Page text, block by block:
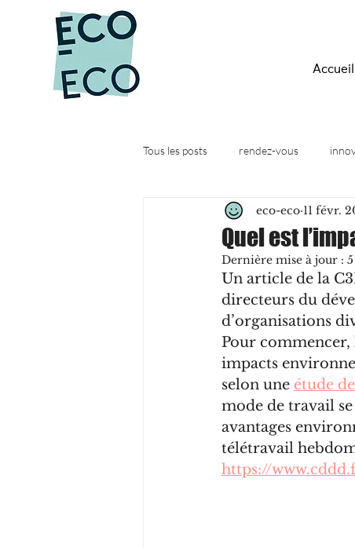
Accueil
Tous les posts rendez-vous
Quesako-éco ? Actus
Quel est
eco-eco 11 févr.
Dernière mise à jour :
Un article de la
directeurs du
d’organisations
Pour
impacts
selon une étude
mode de travail
avantages
télétravail
https://